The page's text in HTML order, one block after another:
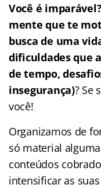
Você é
mente que te
busca de uma
dificuldades que
de tempo,
insegurança)? Se
você!
Organizamos de
só material
conteúdos
intensificar as